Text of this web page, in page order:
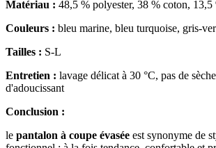
Matériau : 48,5 % polyester, 38 % coton,
Couleurs : bleu marine, bleu turquoise, gris-
Tailles : S-L
Entretien : lavage délicat à 30 °C, pas de
d'adoucissant
Conclusion :
le pantalon à coupe évasée est synonyme de